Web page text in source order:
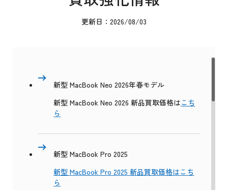
更新日：2026/08/03
新型 MacBook Neo 2026年春モデル
新型 MacBook Neo 2026 新品買取価格はこち
ら
新型 MacBook Pro 2025
新型 MacBook Pro 2025 新品買取価格はこち
ら